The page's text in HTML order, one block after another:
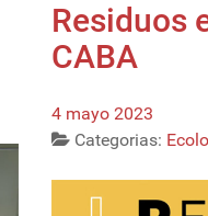
Residuos
CABA
4 mayo 2023
Categorias: